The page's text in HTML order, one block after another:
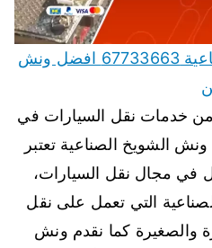
ونش سيارات الشويخ الصناعية 67733663 افضل ونش
خدمات نقل السيارات في
الشويخ الصناعية تعتبر
في مجال نقل السيارات،
التي تعمل على نقل
والصغيرة كما نقدم ونش